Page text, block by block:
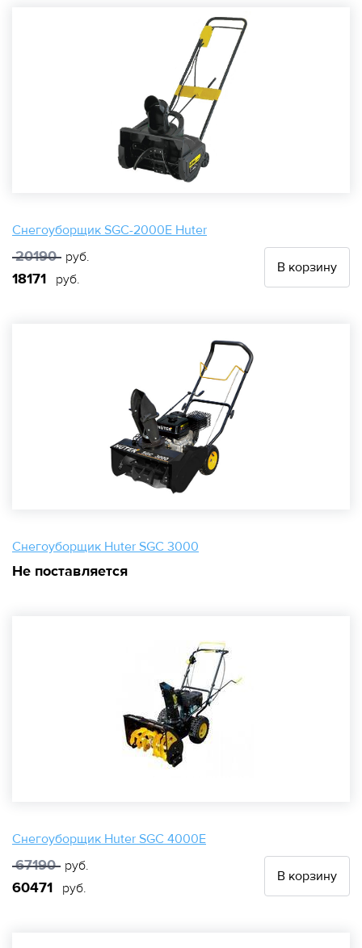
Снегоуборщик SGC-2000E Huter
20190 руб.
18171 руб.
В корзину
Снегоуборщик Huter SGC 3000
Не поставляется
Снегоуборщик Huter SGC 4000E
67190 руб.
60471 руб.
В корзину